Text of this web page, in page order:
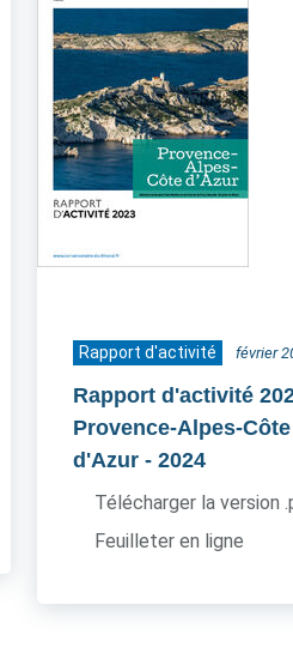
Rapport d'activité février
Rapport d'activité
Provence-Alpes-Côte
d'Azur - 2024
Télécharger la version
Feuilleter en ligne